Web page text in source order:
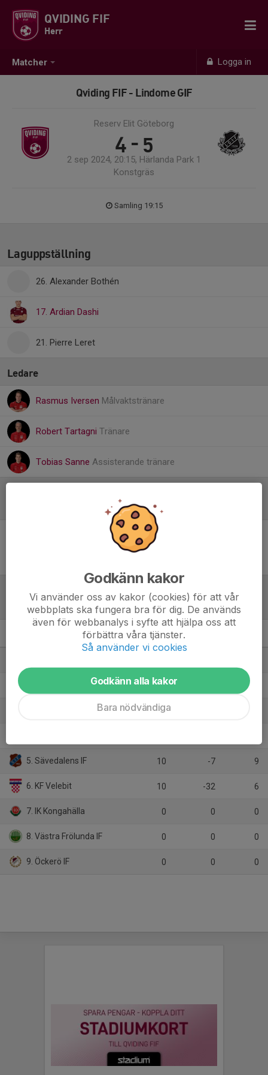
Matcher Logga in
QVIDING FIF
Herr
Qviding FIF - Lindome GIF
Reserv Elit Göteborg
4 - 5
2 sep 2024, 20:15, Härlanda Park 1
Konstgräs
Samling 19:15
Laguppställning
26. Alexander Bothén
17. Ardian Dashi
21. Pierre Leret
Ledare
Rasmus Iversen Målvaktstränare
Robert Tartagni Tränare
Tobias Sanne Assisterande tränare
Inget referat skrivet
Tabell
Reserv Elit Göteborg M
10 23
10
5. Sävedalens IF 10 -7 9
6. KF Velebit 10 -32 6
7. IK Kongahälla 0 0 0
8. Västra Frölunda IF 0 0 0
9. Öckerö IF 0 0 0
Godkänn kakor
Vi använder oss av kakor (cookies) för att vår
webbplats ska fungera bra för dig. De används
även för webbanalys i syfte att hjälpa oss att
förbättra våra tjänster.
Så använder vi cookies
Godkänn alla kakor
Bara nödvändiga